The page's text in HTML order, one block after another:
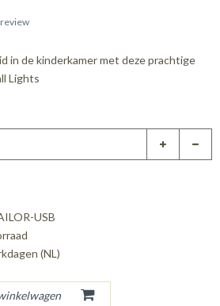
in de kinderkamer met deze prachtige
Lights
USB
(NL)